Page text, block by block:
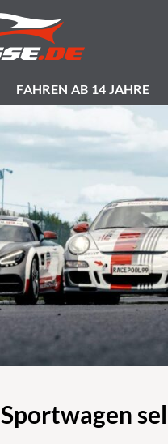
FAHREN AB 14 JAHRE
Sportwagen